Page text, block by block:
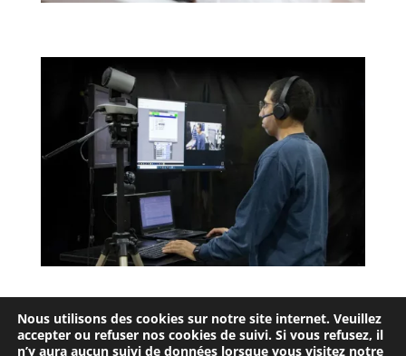
Entente d’utilisation Confidentialité
Nous utilisons des cookies sur notre site internet. Veuillez
accepter ou refuser nos cookies de suivi. Si vous refusez, il
n’y aura aucun suivi de données lorsque vous visitez notre